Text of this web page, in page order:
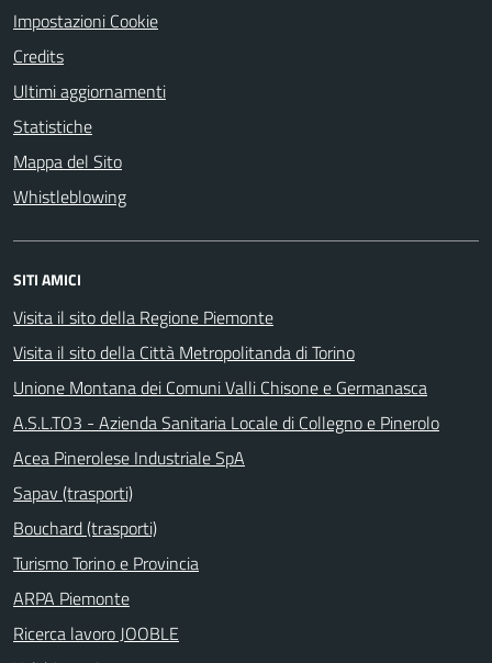
Impostazioni Cookie
Credits
Ultimi aggiornamenti
Statistiche
Mappa del Sito
Whistleblowing
SITI AMICI
Visita il sito della Regione Piemonte
Visita il sito della Città Metropolitanda di Torino
Unione Montana dei Comuni Valli Chisone e Germanasca
A.S.L.TO3 - Azienda Sanitaria Locale di Collegno e Pinerolo
Acea Pinerolese Industriale SpA
Sapav (trasporti)
Bouchard (trasporti)
Turismo Torino e Provincia
ARPA Piemonte
Ricerca lavoro JOOBLE